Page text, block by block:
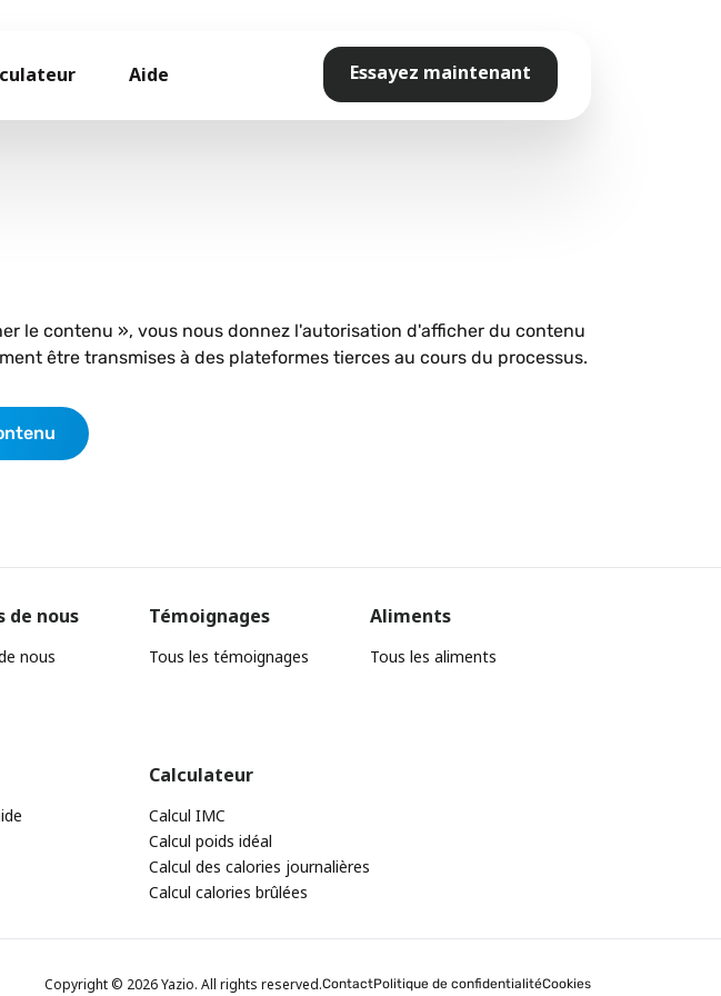
Aide Essayez maintenant
le contenu », vous nous donnez l'autorisation d'afficher du contenu
être transmises à des plateformes tierces au cours du processus.
de nous
nous
Témoignages
Tous les témoignages
Aliments
Tous les aliments
Calculateur
Calcul IMC
Calcul poids idéal
Calcul des calories journalières
Calcul calories brûlées
Copyright © 2026 Yazio. All rights reserved.ContactPolitique de confidentialitéCookies